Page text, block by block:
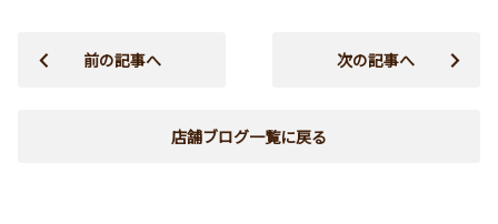
前の記事へ
店舗ブログ一覧に戻る
次の記事へ